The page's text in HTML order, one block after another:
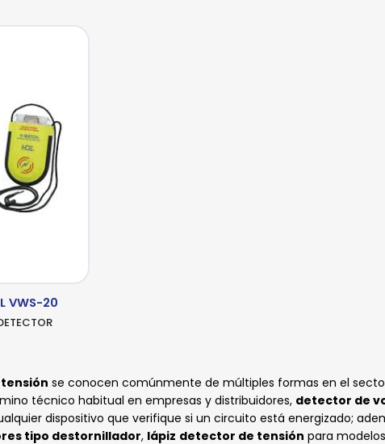
VWS-20
se conocen comúnmente de múltiples formas en el
técnico habitual en empresas y distribuidores, detector de
dispositivo que verifique si un circuito está energizado;
tipo destornillador, lápiz detector de tensión para